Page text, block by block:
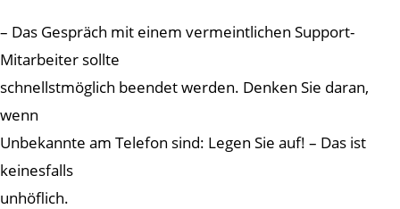
– Das Gespräch mit einem vermeintlichen Support-
Mitarbeiter sollte
schnellstmöglich beendet werden. Denken Sie daran,
wenn
Unbekannte am Telefon sind: Legen Sie auf! – Das ist
keinesfalls
unhöflich.